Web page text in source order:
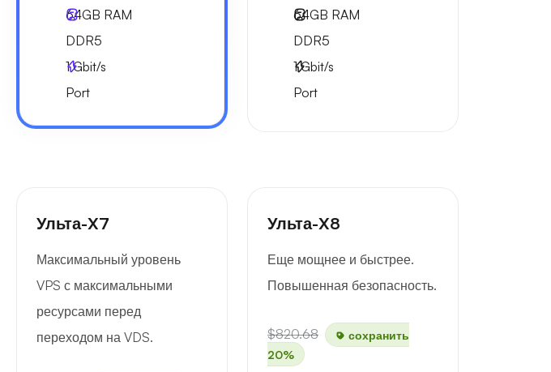
64GB RAM
DDR5
1Gbit/s
Port
64GB RAM
DDR5
1Gbit/s
Port
Ульта-X7
Максимальный уровень
VPS с максимальными
ресурсами перед
переходом на VDS.
Ульта-X8
Еще мощнее и быстрее.
Повышенная безопасность.
$820.68
сохранить
20%